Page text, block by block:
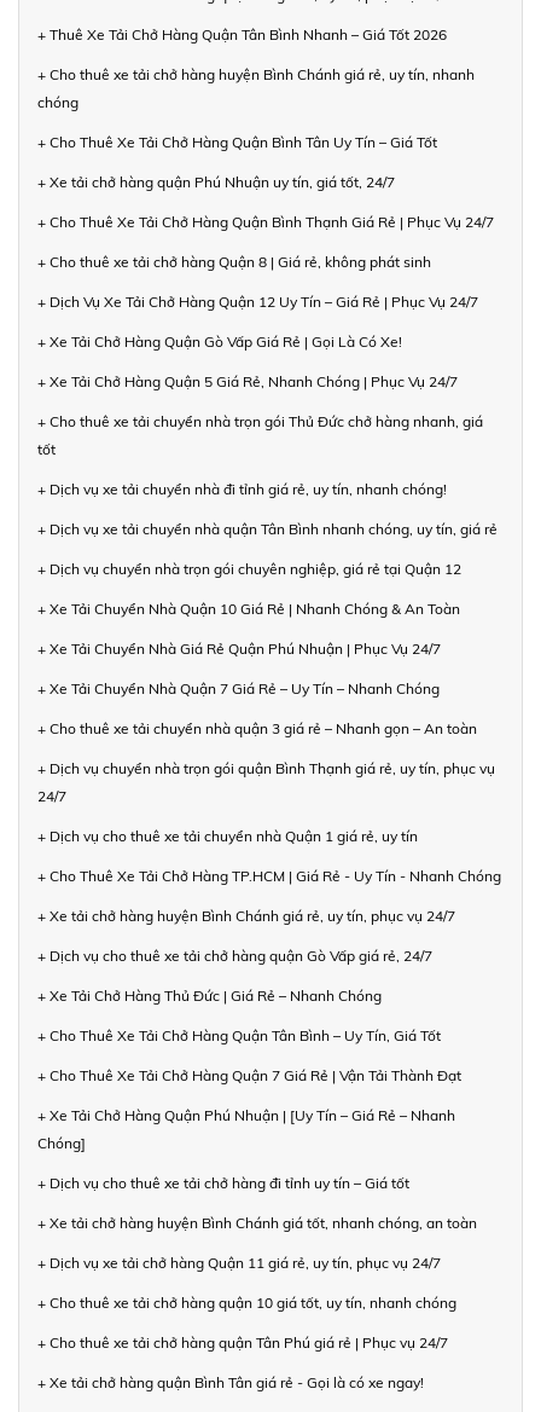
+ Thuê Xe Tải Chở Hàng Quận Tân Bình Nhanh – Giá Tốt 2026
+ Cho thuê xe tải chở hàng huyện Bình Chánh giá rẻ, uy tín, nhanh
chóng
+ Cho Thuê Xe Tải Chở Hàng Quận Bình Tân Uy Tín – Giá Tốt
+ Xe tải chở hàng quận Phú Nhuận uy tín, giá tốt, 24/7
+ Cho Thuê Xe Tải Chở Hàng Quận Bình Thạnh Giá Rẻ | Phục Vụ 24/7
+ Cho thuê xe tải chở hàng Quận 8 | Giá rẻ, không phát sinh
+ Dịch Vụ Xe Tải Chở Hàng Quận 12 Uy Tín – Giá Rẻ | Phục Vụ 24/7
+ Xe Tải Chở Hàng Quận Gò Vấp Giá Rẻ | Gọi Là Có Xe!
+ Xe Tải Chở Hàng Quận 5 Giá Rẻ, Nhanh Chóng | Phục Vụ 24/7
+ Cho thuê xe tải chuyển nhà trọn gói Thủ Đức chở hàng nhanh, giá
tốt
+ Dịch vụ xe tải chuyển nhà đi tỉnh giá rẻ, uy tín, nhanh chóng!
+ Dịch vụ xe tải chuyển nhà quận Tân Bình nhanh chóng, uy tín, giá rẻ
+ Dịch vụ chuyển nhà trọn gói chuyên nghiệp, giá rẻ tại Quận 12
+ Xe Tải Chuyển Nhà Quận 10 Giá Rẻ | Nhanh Chóng & An Toàn
+ Xe Tải Chuyển Nhà Giá Rẻ Quận Phú Nhuận | Phục Vụ 24/7
+ Xe Tải Chuyển Nhà Quận 7 Giá Rẻ – Uy Tín – Nhanh Chóng
+ Cho thuê xe tải chuyển nhà quận 3 giá rẻ – Nhanh gọn – An toàn
+ Dịch vụ chuyển nhà trọn gói quận Bình Thạnh giá rẻ, uy tín, phục vụ
24/7
+ Dịch vụ cho thuê xe tải chuyển nhà Quận 1 giá rẻ, uy tín
+ Cho Thuê Xe Tải Chở Hàng TP.HCM | Giá Rẻ - Uy Tín - Nhanh Chóng
+ Xe tải chở hàng huyện Bình Chánh giá rẻ, uy tín, phục vụ 24/7
+ Dịch vụ cho thuê xe tải chở hàng quận Gò Vấp giá rẻ, 24/7
+ Xe Tải Chở Hàng Thủ Đức | Giá Rẻ – Nhanh Chóng
+ Cho Thuê Xe Tải Chở Hàng Quận Tân Bình – Uy Tín, Giá Tốt
+ Cho Thuê Xe Tải Chở Hàng Quận 7 Giá Rẻ | Vận Tải Thành Đạt
+ Xe Tải Chở Hàng Quận Phú Nhuận | [Uy Tín – Giá Rẻ – Nhanh
Chóng]
+ Dịch vụ cho thuê xe tải chở hàng đi tỉnh uy tín – Giá tốt
+ Xe tải chở hàng huyện Bình Chánh giá tốt, nhanh chóng, an toàn
+ Dịch vụ xe tải chở hàng Quận 11 giá rẻ, uy tín, phục vụ 24/7
+ Cho thuê xe tải chở hàng quận 10 giá tốt, uy tín, nhanh chóng
+ Cho thuê xe tải chở hàng quận Tân Phú giá rẻ | Phục vụ 24/7
+ Xe tải chở hàng quận Bình Tân giá rẻ - Gọi là có xe ngay!